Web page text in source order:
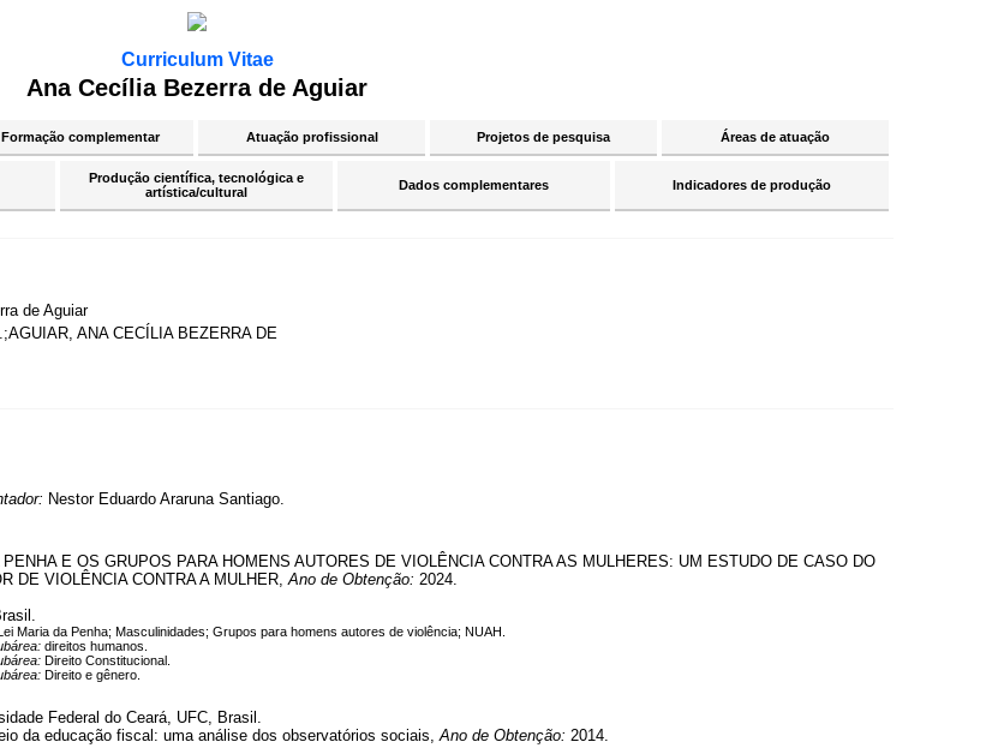
Curriculum Vitae
Ana Cecília Bezerra de Aguiar
Formação complementar Atuação profissional Projetos de pesquisa Áreas de atuação
Produção científica, tecnológica e
artística/cultural
Dados complementares Indicadores de produção
de Aguiar
ANA CECÍLIA BEZERRA DE
Nestor Eduardo Araruna Santiago.
E OS GRUPOS PARA HOMENS AUTORES DE VIOLÊNCIA CONTRA AS MULHERES: UM ESTUDO DE CASO DO
DE VIOLÊNCIA CONTRA A MULHER,Ano de Obtenção: 2024.
Maria da Penha; Masculinidades; Grupos para homens autores de violência; NUAH.
direitos humanos.
Direito Constitucional.
Direito e gênero.
Federal do Ceará, UFC, Brasil.
da educação fiscal: uma análise dos observatórios sociais,Ano de Obtenção: 2014.